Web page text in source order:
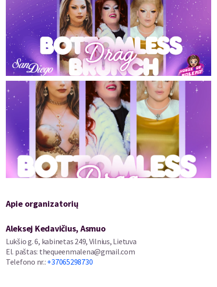
Įsigytų išankstinių bilietų grąžinimas galimas tik renginiui
neįvykus ar renginį perkėlus.
Organizatoriai pasilieka teisę neįleisti nepageidaujamų asmenų
be papildomo paaiškinimo.
N-20
Apie organizatorių
Aleksej Kedavičius, Asmuo
Lukšio g. 6, kabinetas 249, Vilnius, Lietuva
El. paštas: thequeenmalena@gmail.com
Telefono nr.: +37065298730